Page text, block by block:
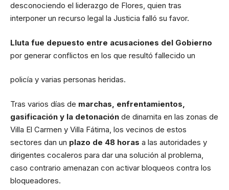
desconociendo el liderazgo de Flores, quien tras
interponer un recurso legal la Justicia falló su favor.
Lluta fue depuesto entre acusaciones del Gobierno
por generar conflictos en los que resultó fallecido un
policía y varias personas heridas.
Tras varios días de marchas, enfrentamientos,
gasificación y la detonación de dinamita en las zonas de
Villa El Carmen y Villa Fátima, los vecinos de estos
sectores dan un plazo de 48 horas a las autoridades y
dirigentes cocaleros para dar una solución al problema,
caso contrario amenazan con activar bloqueos contra los
bloqueadores.